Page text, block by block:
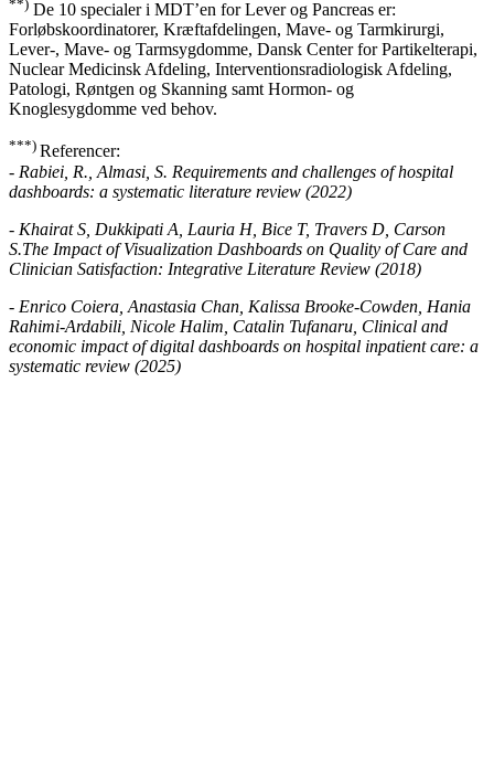
**) De 10 specialer i MDT’en for Lever og Pancreas er:
Forløbskoordinatorer, Kræftafdelingen, Mave- og Tarmkirurgi,
Lever-, Mave- og Tarmsygdomme, Dansk Center for Partikelterapi,
Nuclear Medicinsk Afdeling, Interventionsradiologisk Afdeling,
Patologi, Røntgen og Skanning samt Hormon- og
Knoglesygdomme ved behov.
***) Referencer:
- Rabiei, R., Almasi, S. Requirements and challenges of hospital
dashboards: a systematic literature review (2022)
- Khairat S, Dukkipati A, Lauria H, Bice T, Travers D, Carson
S.The Impact of Visualization Dashboards on Quality of Care and
Clinician Satisfaction: Integrative Literature Review (2018)
- Enrico Coiera, Anastasia Chan, Kalissa Brooke-Cowden, Hania
Rahimi-Ardabili, Nicole Halim, Catalin Tufanaru, Clinical and
economic impact of digital dashboards on hospital inpatient care: a
systematic review (2025)